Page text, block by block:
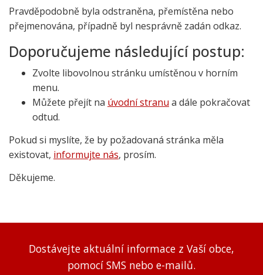
Pravděpodobně byla odstraněna, přemístěna nebo
přejmenována, případně byl nesprávně zadán odkaz.
Doporučujeme následující postup:
Zvolte libovolnou stránku umístěnou v horním
menu.
Můžete přejít na úvodní stranu a dále pokračovat
odtud.
Pokud si myslíte, že by požadovaná stránka měla
existovat, informujte nás, prosím.
Děkujeme.
Dostávejte aktuální informace z Vaší obce,
pomocí SMS nebo e-mailů.